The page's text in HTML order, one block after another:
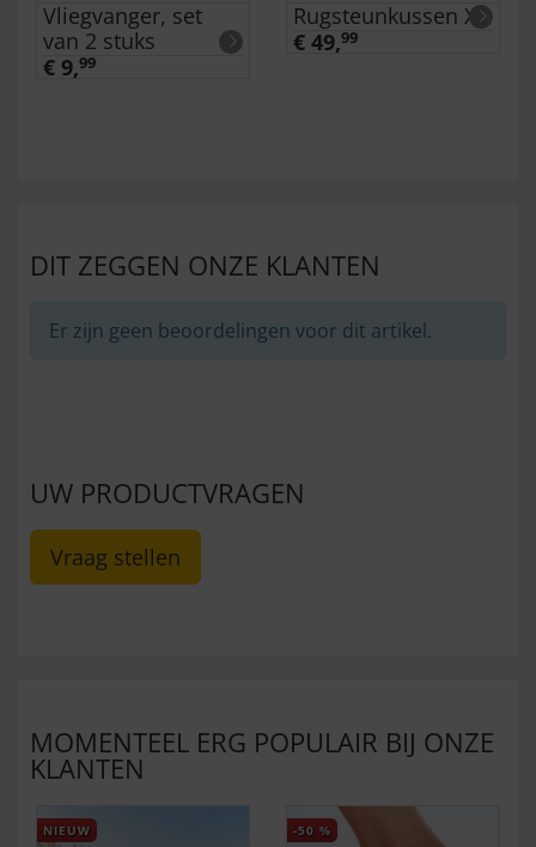
Vliegvanger, set
van 2 stuks
€ 9,99
Rugsteunkussen XL
€ 49,99
DIT ZEGGEN ONZE KLANTEN
Er zijn geen beoordelingen voor dit artikel.
UW PRODUCTVRAGEN
Vraag stellen
MOMENTEEL ERG POPULAIR BIJ ONZE
KLANTEN
NIEUW -50 %